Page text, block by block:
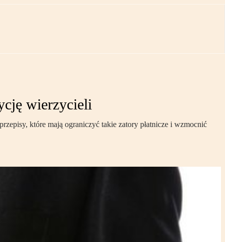
wierzycieli
które mają ograniczyć takie zatory płatnicze i wzmocnić